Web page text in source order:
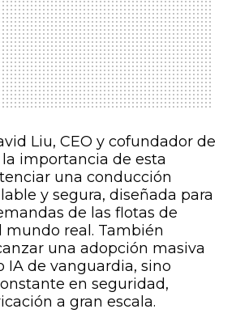
Liu, CEO y cofundador de
importancia de esta
una conducción
y segura, diseñada para
de las flotas de
mundo real. También
una adopción masiva
IA de vanguardia, sino
en seguridad,
a gran escala.